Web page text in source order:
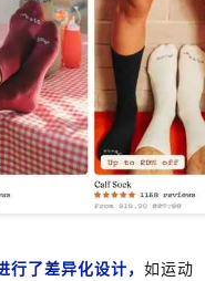
了差异化设计， 如运动